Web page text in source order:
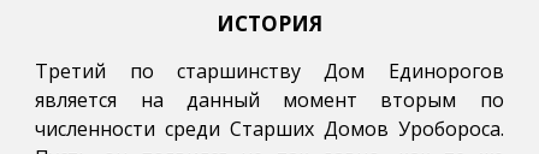
ИСТОРИЯ
Третий по старшинству Дом Единорогов
является на данный момент вторым по
численности среди Старших Домов Уробороса.